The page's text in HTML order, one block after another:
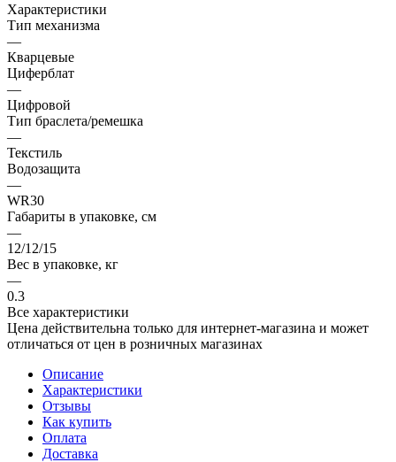
Характеристики
Тип механизма
—
Кварцевые
Циферблат
—
Цифровой
Тип браслета/ремешка
—
Текстиль
Водозащита
—
WR30
Габариты в упаковке, см
—
12/12/15
Вес в упаковке, кг
—
0.3
Все характеристики
Цена действительна только для интернет-магазина и может
отличаться от цен в розничных магазинах
Описание
Характеристики
Отзывы
Как купить
Оплата
Доставка